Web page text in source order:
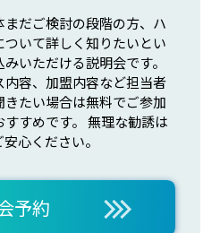
だご検討の段階の方、ハ
いて詳しく知りたいとい
いただける説明会です。
容、加盟内容など担当者
たい場合は無料でご参加
すめです。 無理な勧誘は
心ください。
予約